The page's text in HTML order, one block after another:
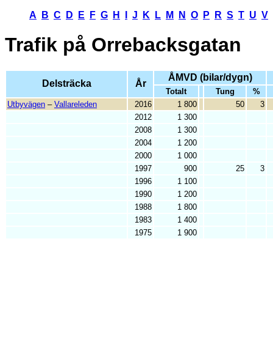
A B C D E F G H J K L M N O P R S T U V
Trafik på Orrebacksgatan
Delsträcka År
ÅMVD (bilar/dygn)
Totalt Tung
%
Utbyvägen – Vallareleden 2016 1 800 50
3
2012
1 300
2008
1 300
2004
1 200
2000
1 000
1997
900 25
3
1996
1 100
1990
1 200
1988
1 800
1983
1 400
1975
1 900